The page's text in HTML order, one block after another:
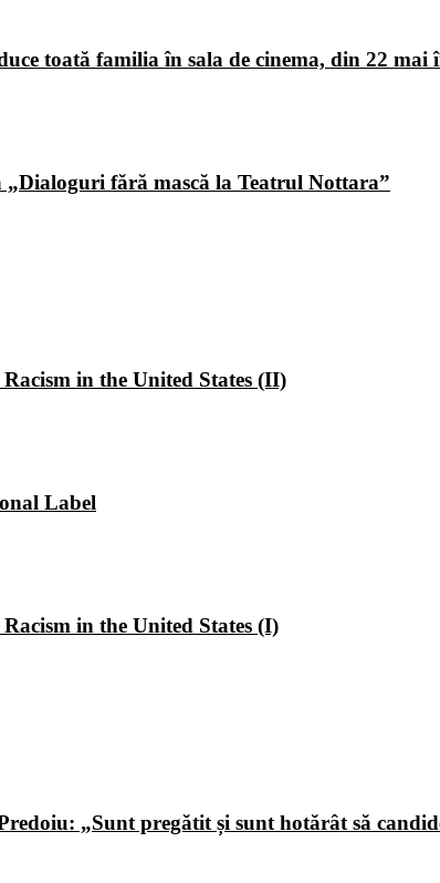
toată familia în sala de cinema, din 22 mai
fără mască la Teatrul Nottara”
in the United States (II)
Label
in the United States (I)
„Sunt pregătit și sunt hotărât să